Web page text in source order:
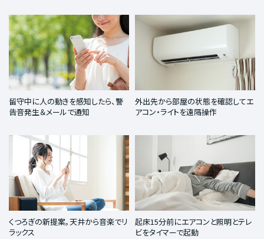
留守中に人の動きを感知したら、警
告音発生＆メールで通知
外出先から部屋の状態を確認してエ
アコン・ライトを遠隔操作
くつろぎの新提案。天井から音楽でリ
ラックス
起床15分前にエアコンと照明とテレ
ビをタイマーで起動